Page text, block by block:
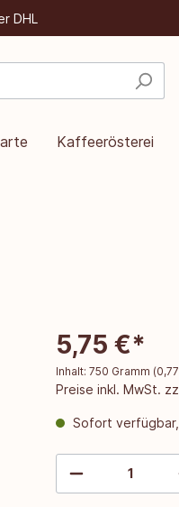
DHL
Kaffeerösterei
5,75 €*
Inhalt: 750 Gramm (
Preise inkl. MwSt.
Sofort